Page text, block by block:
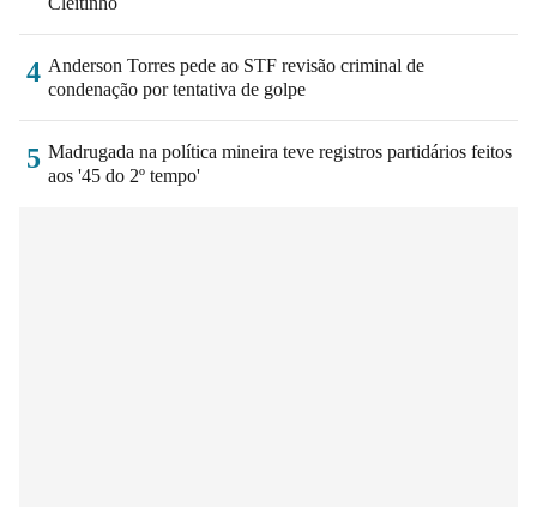
4 Anderson Torres pede ao STF revisão criminal de
condenação por tentativa de golpe
5 Madrugada na política mineira teve registros partidários feitos
aos '45 do 2º tempo'